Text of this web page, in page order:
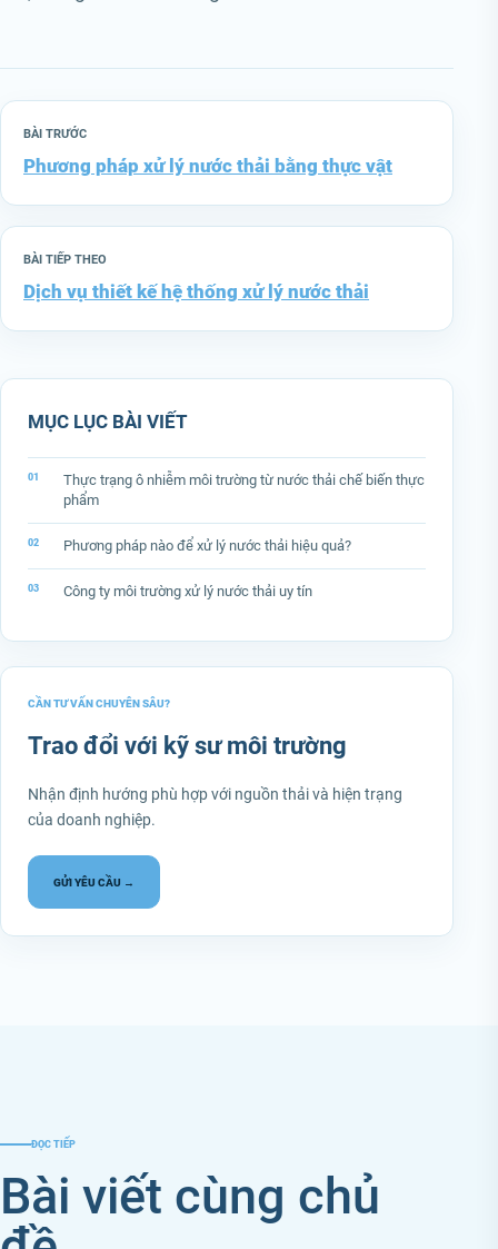
BÀI TRƯỚC
Phương pháp xử lý nước thải bằng thực vật
BÀI TIẾP THEO
Dịch vụ thiết kế hệ thống xử lý nước thải
MỤC LỤC BÀI VIẾT
Thực trạng ô nhiễm môi trường từ nước thải chế biến thực
phẩm
Phương pháp nào để xử lý nước thải hiệu quả?
Công ty môi trường xử lý nước thải uy tín
CẦN TƯ VẤN CHUYÊN SÂU?
Trao đổi với kỹ sư môi trường
Nhận định hướng phù hợp với nguồn thải và hiện trạng
của doanh nghiệp.
GỬI YÊU CẦU →
ĐỌC TIẾP
Bài viết cùng chủ